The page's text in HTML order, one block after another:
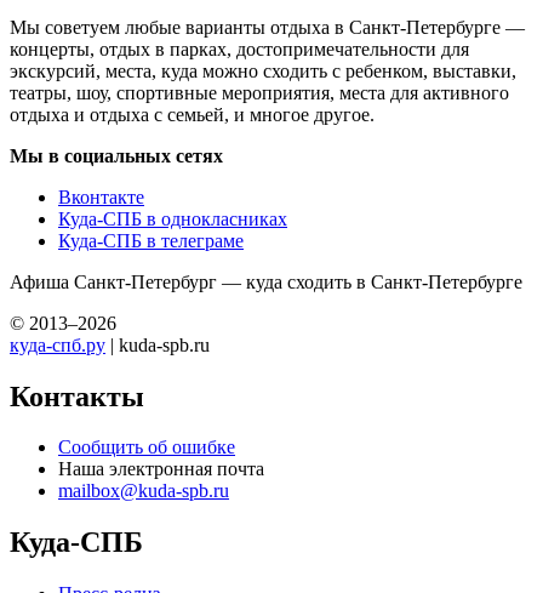
Мы советуем любые варианты отдыха в Санкт-Петербурге —
концерты, отдых в парках, достопримечательности для
экскурсий, места, куда можно сходить с ребенком, выставки,
театры, шоу, спортивные мероприятия, места для активного
отдыха и отдыха с семьей, и многое другое.
Мы в социальных сетях
Вконтакте
Куда-СПБ в однокласниках
Куда-СПБ в телеграме
Афиша Санкт-Петербург — куда сходить в Санкт-Петербурге
© 2013–2026
куда-спб.ру | kuda-spb.ru
Контакты
Сообщить об ошибке
Наша электронная почта
mailbox@kuda-spb.ru
Куда-СПБ